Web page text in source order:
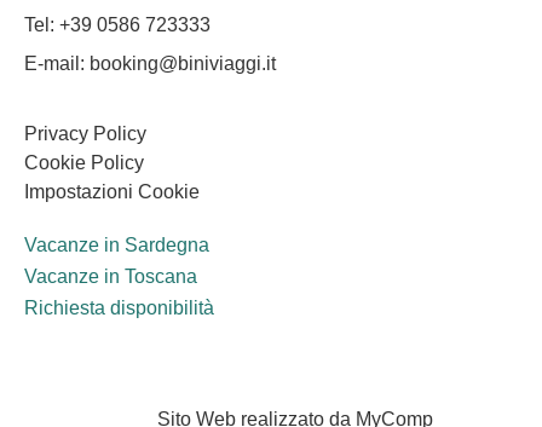
Tel: +39 0586 723333
E-mail: booking@biniviaggi.it
Privacy Policy
Cookie Policy
Impostazioni Cookie
Vacanze in Sardegna
Vacanze in Toscana
Richiesta disponibilità
Sito Web realizzato da MyComp